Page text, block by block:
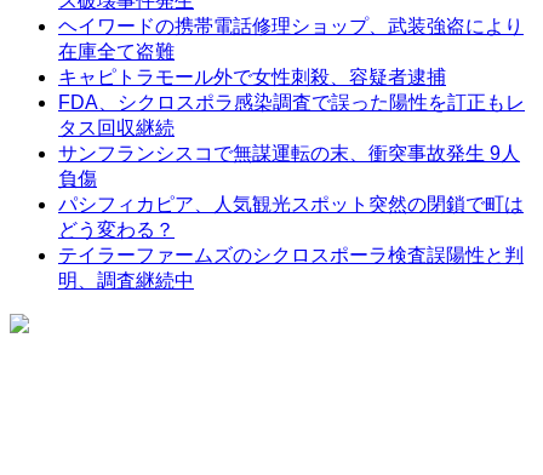
ヘイワードの携帯電話修理ショップ、武装強盗により
在庫全て盗難
キャピトラモール外で女性刺殺、容疑者逮捕
FDA、シクロスポラ感染調査で誤った陽性を訂正もレ
タス回収継続
サンフランシスコで無謀運転の末、衝突事故発生 9人
負傷
パシフィカピア、人気観光スポット突然の閉鎖で町は
どう変わる？
テイラーファームズのシクロスポーラ検査誤陽性と判
明、調査継続中